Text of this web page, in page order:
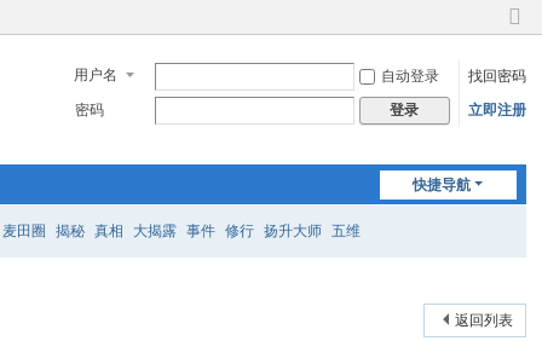
切
到
窄
用户名 自动登录
找回密码
密码
登录 立即注册
快捷导航
麦田圈 揭秘 真相 大揭露 事件 修行 扬升大师 五维
返回列表